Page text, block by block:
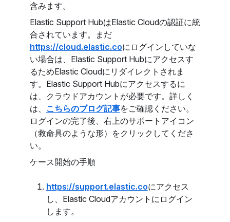
含みます。
Elastic Support HubはElastic Cloudの認証に統
合されています。まだ
https://cloud.elastic.coにログインしていな
い場合は、Elastic Support Hubにアクセスす
るためElastic Cloudにリダイレクトされま
す。Elastic Support Hubにアクセスするに
は、クラウドアカウントが必要です。詳しく
は、
こちらのブログ記事をご確認ください。
ログインの完了後、右上のサポートアイコン
（救命具のような形）をクリックしてくださ
い。
ケース開始の手順
https://support.elastic.coにアクセス
し、Elastic Cloudアカウントにログイン
します。